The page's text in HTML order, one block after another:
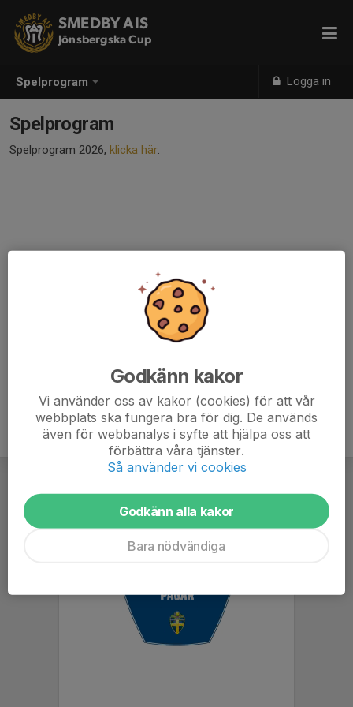
Spelprogram Logga in
SMEDBY AIS
Jönsbergska Cup
Spelprogram
Spelprogram 2026, klicka här.
Godkänn kakor
Vi använder oss av kakor (cookies) för att vår
webbplats ska fungera bra för dig. De används
även för webbanalys i syfte att hjälpa oss att
förbättra våra tjänster.
Så använder vi cookies
Godkänn alla kakor
Bara nödvändiga